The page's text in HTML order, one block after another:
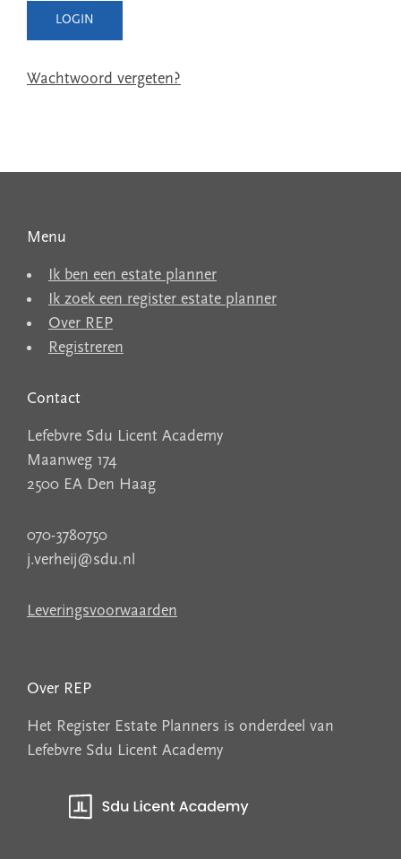
Wachtwoord vergeten?
Menu
Ik ben een estate planner
Ik zoek een register estate planner
Over REP
Registreren
Contact
Lefebvre Sdu Licent Academy
Maanweg 174
2500 EA Den Haag
070-3780750
j.verheij@sdu.nl
Leveringsvoorwaarden
Over REP
Het Register Estate Planners is onderdeel van
Lefebvre Sdu Licent Academy